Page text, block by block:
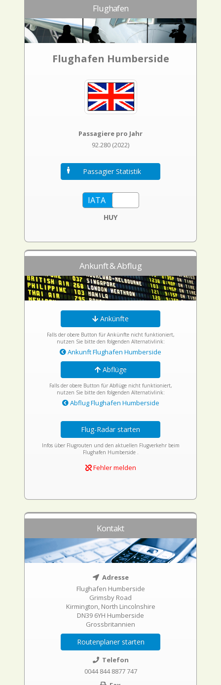
Flughafen
Flughafen Humberside
Passagiere pro Jahr
92.280 (2022)
Passagier Statistik
HUY
Ankunft & Abflug
Ankünfte
Falls der obere Button für Ankünfte nicht funktioniert,
nutzen Sie bitte den folgenden Alternativlink:
Ankunft Flughafen Humberside
Abflüge
Falls der obere Button für Abflüge nicht funktioniert,
nutzen Sie bitte den folgenden Alternativlink:
Abflug Flughafen Humberside
Flug-Radar starten
Infos über Flugrouten und den aktuellen Flugverkehr beim
Flughafen Humberside .
Fehler melden
Kontakt
Adresse
Flughafen Humberside
Grimsby Road
Kirmington, North Lincolnshire
DN39 6YH Humberside
Grossbritannien
Routenplaner starten
Telefon
0044 844 8877 747